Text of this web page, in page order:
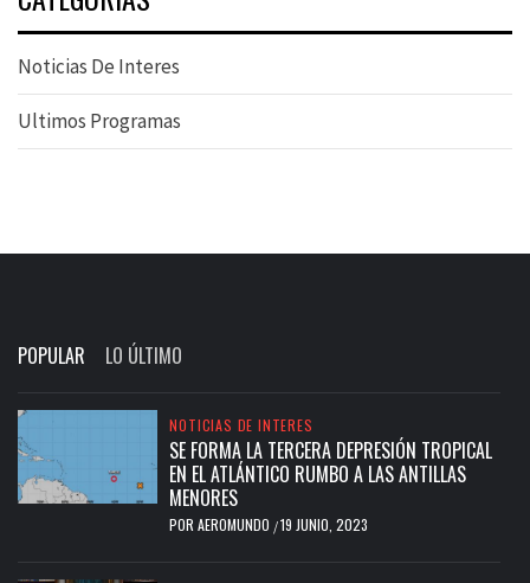
Noticias De Interes
Ultimos Programas
POPULAR LO ÚLTIMO
NOTICIAS DE INTERES
SE FORMA LA TERCERA DEPRESIÓN TROPICAL
EN EL ATLÁNTICO RUMBO A LAS ANTILLAS
MENORES
POR AEROMUNDO /19 JUNIO, 2023